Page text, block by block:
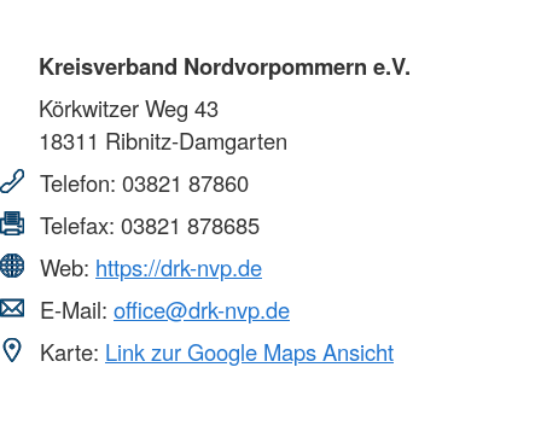
Kreisverband Nordvorpommern e.V.
Körkwitzer Weg 43
18311 Ribnitz-Damgarten
Telefon: 03821 87860
Telefax: 03821 878685
Web: https://drk-nvp.de
E-Mail: office@drk-nvp.de
Karte: Link zur Google Maps Ansicht